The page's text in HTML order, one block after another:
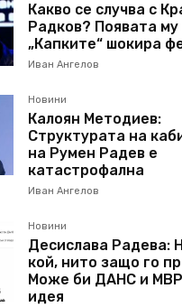
Какво се случва с
Радков? Появата му
„Капките“ шокира
Иван Ангелов
Новини
Калоян Методиев:
Структурата на
на Румен Радев е
катастрофална
Иван Ангелов
Новини
Десислава Радева:
кой, нито защо го
Може би ДАНС и
идея